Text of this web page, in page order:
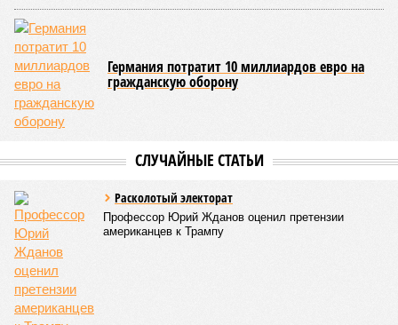
Германия потратит 10 миллиардов евро на
гражданскую оборону
СЛУЧАЙНЫЕ СТАТЬИ
Расколотый электорат
Профессор Юрий Жданов оценил претензии
американцев к Трампу